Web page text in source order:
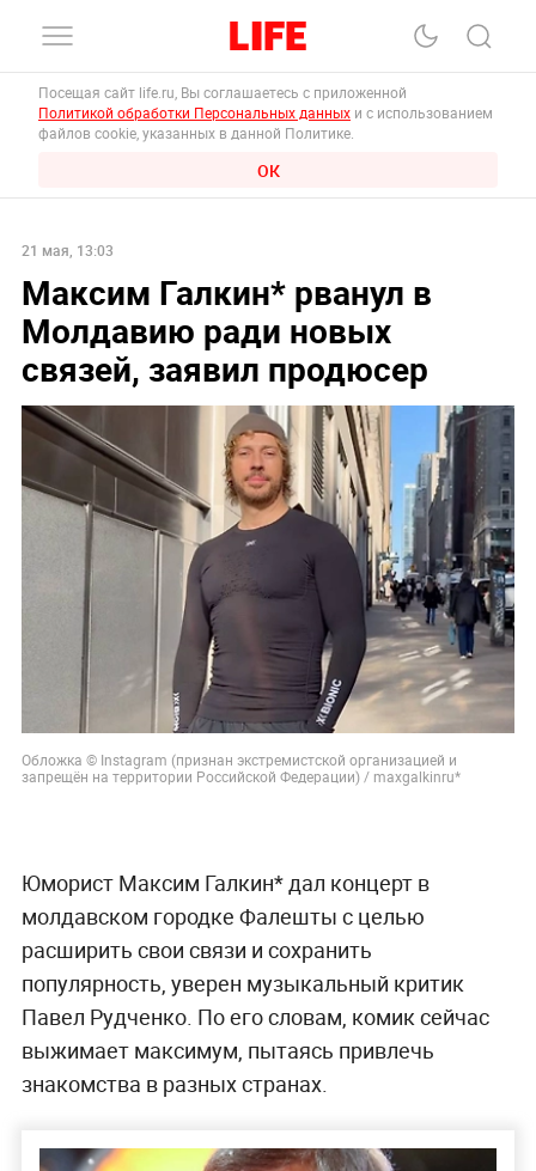
Посещая сайт life.ru, Вы соглашаетесь с приложенной
Политикой обработки Персональных данных и с использованием
файлов cookie, указанных в данной Политике.
ОК
21 мая, 13:03
Максим Галкин* рванул в
Молдавию ради новых
связей, заявил продюсер
Обложка © Instagram (признан экстремистской организацией и
запрещён на территории Российской Федерации) / maxgalkinru*
Юморист Максим Галкин* дал концерт в
молдавском городке Фалешты с целью
расширить свои связи и сохранить
популярность, уверен музыкальный критик
Павел Рудченко. По его словам, комик сейчас
выжимает максимум, пытаясь привлечь
знакомства в разных странах.